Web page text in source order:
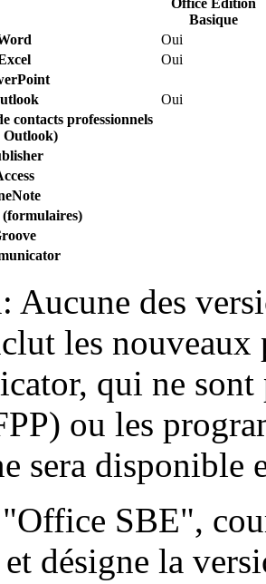
Basique
Oui
Oui
Oui
contacts professionnels
Outlook)
Aucune des
les nouveaux
qui ne sont
ou les
sera disponible
SBE",
désigne la